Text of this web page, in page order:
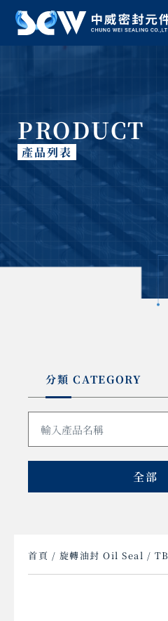
PRODUCT
產品列表
分類 CATEGORY
全部
首頁 / 旋轉油封 Oil Seal / TB